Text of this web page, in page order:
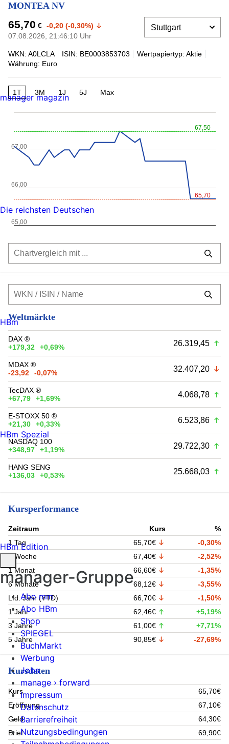
MONTEA NV
65,70 € -0,20 (-0,30%)
07.08.2026, 21:46:10 Uhr
WKN: A0LCLA ISIN: BE0003853703
Wertpapiertyp: Aktie
Währung: Euro
1T 3M 1J 5J Max
67,50
65,70
65,00
66,00
67,00
Weltmärkte
DAX ®
+179,32
+0,69% 26.319,45
MDAX ®
-23,92
-0,07% 32.407,20
TecDAX ®
+67,79
+1,69% 4.068,78
E-STOXX 50 ®
+21,30
+0,33% 6.523,86
NASDAQ 100
+348,97
+1,19% 29.722,30
HANG SENG
+136,03
+0,53% 25.668,03
Kursperformance
Zeitraum Kurs
%
1 Tag
65,70€
-0,30%
1 Woche
67,40€
-2,52%
1 Monat
66,60€
-1,35%
6 Monate
68,12€
-3,55%
Lfd. Jahr (YTD)
66,70€
-1,50%
1 Jahr
62,46€
+5,19%
3 Jahre
61,00€
+7,71%
5 Jahre
90,85€ -27,69%
Kursdaten
Kurs
65,70€
Eröffnung
67,10€
Geld
64,30€
Brief
69,90€
manager magazin
Die reichsten Deutschen
HBm
HBm Spezial
HBm Edition
manager-Gruppe
Abo mm
Abo HBm
Shop
SPIEGEL
BuchMarkt
Werbung
Jobs
manage › forward
Impressum
Datenschutz
Barrierefreiheit
Nutzungsbedingungen